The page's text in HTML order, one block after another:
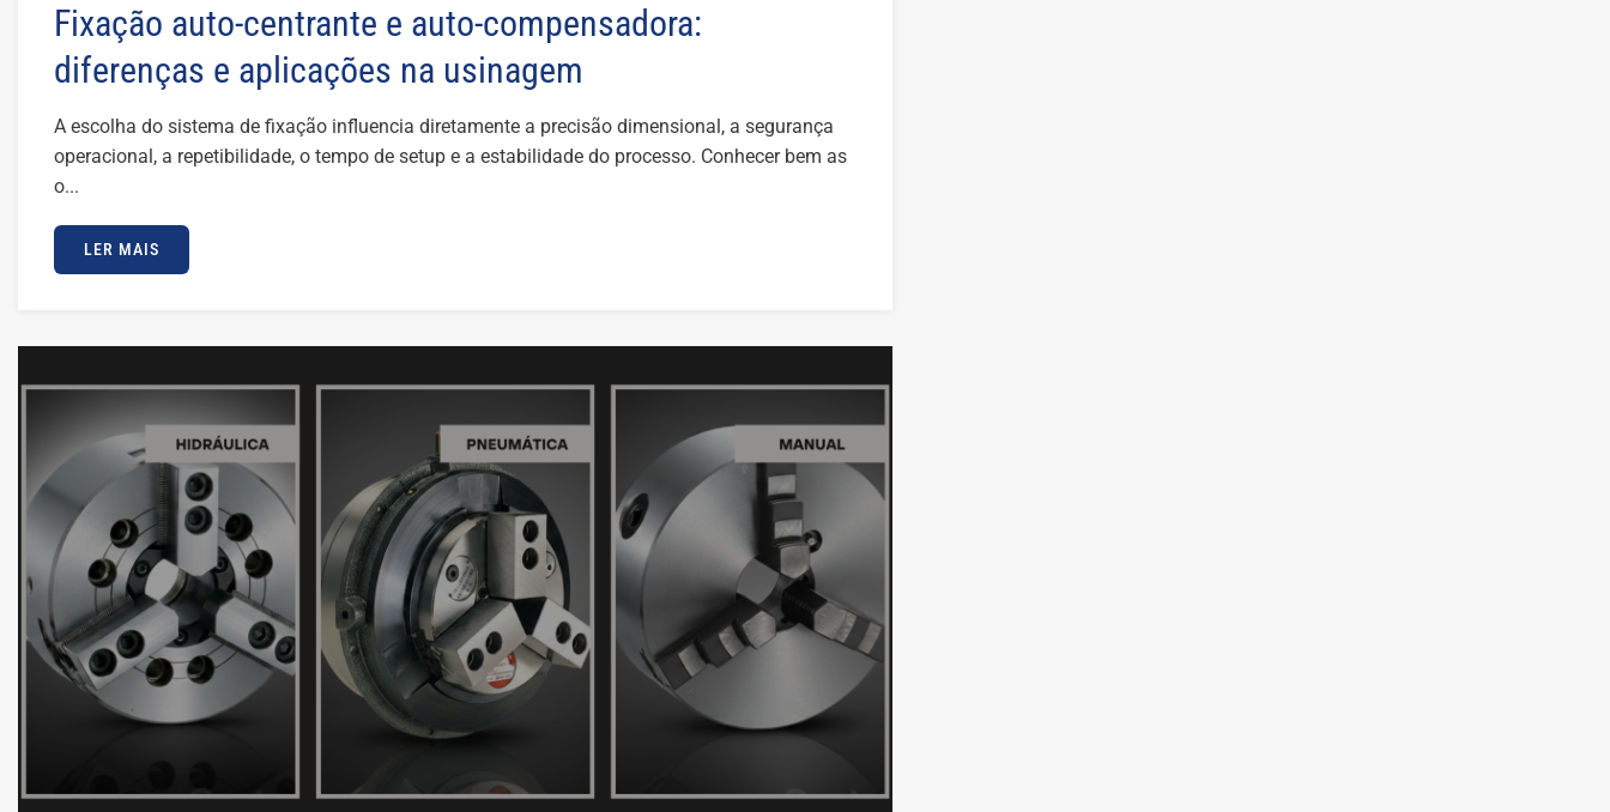
Fixação auto-centrante e auto-compensadora:
diferenças e aplicações na usinagem
A escolha do sistema de fixação influencia diretamente a precisão dimensional, a segurança
operacional, a repetibilidade, o tempo de setup e a estabilidade do processo. Conhecer bem as
o...
LER MAIS